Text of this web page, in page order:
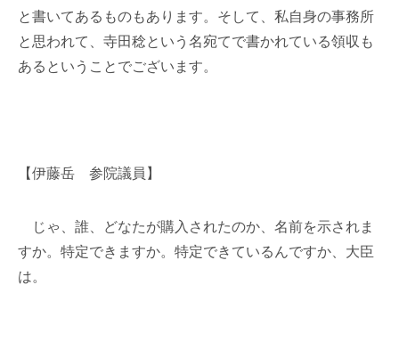
と書いてあるものもあります。そして、私自身の事務所
と思われて、寺田稔という名宛てで書かれている領収も
あるということでございます。
【伊藤岳 参院議員】
じゃ、誰、どなたが購入されたのか、名前を示されま
すか。特定できますか。特定できているんですか、大臣
は。